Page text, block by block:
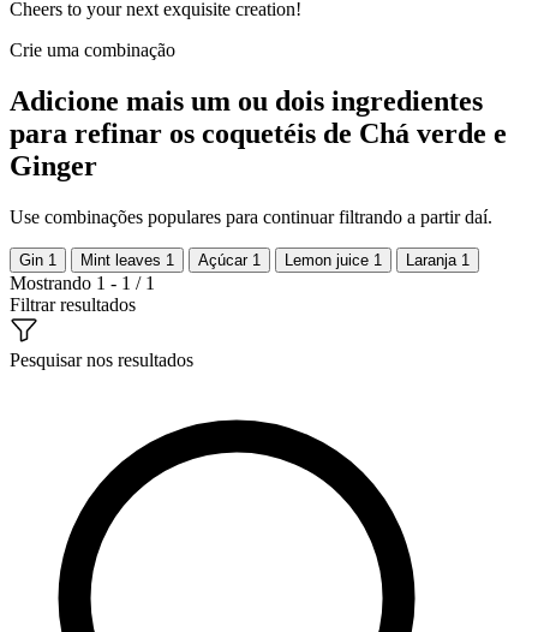
Cheers to your next exquisite creation!
Crie uma combinação
Adicione mais um ou dois ingredientes
para refinar os coquetéis de Chá verde e
Ginger
Use combinações populares para continuar filtrando a partir daí.
Gin 1 Mint leaves 1 Açúcar 1 Lemon juice 1 Laranja 1
Mostrando 1 - 1 / 1
Filtrar resultados
Pesquisar nos resultados